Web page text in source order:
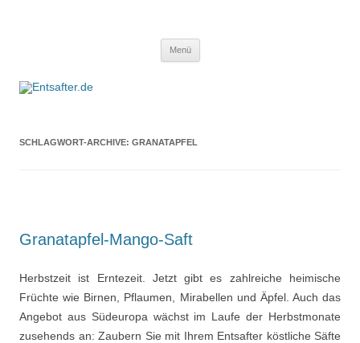
Menü
SCHLAGWORT-ARCHIVE: GRANATAPFEL
Granatapfel-Mango-Saft
Herbstzeit ist Erntezeit. Jetzt gibt es zahlreiche heimische
Früchte wie Birnen, Pflaumen, Mirabellen und Äpfel. Auch das
Angebot aus Südeuropa wächst im Laufe der Herbstmonate
zusehends an: Zaubern Sie mit Ihrem Entsafter köstliche Säfte